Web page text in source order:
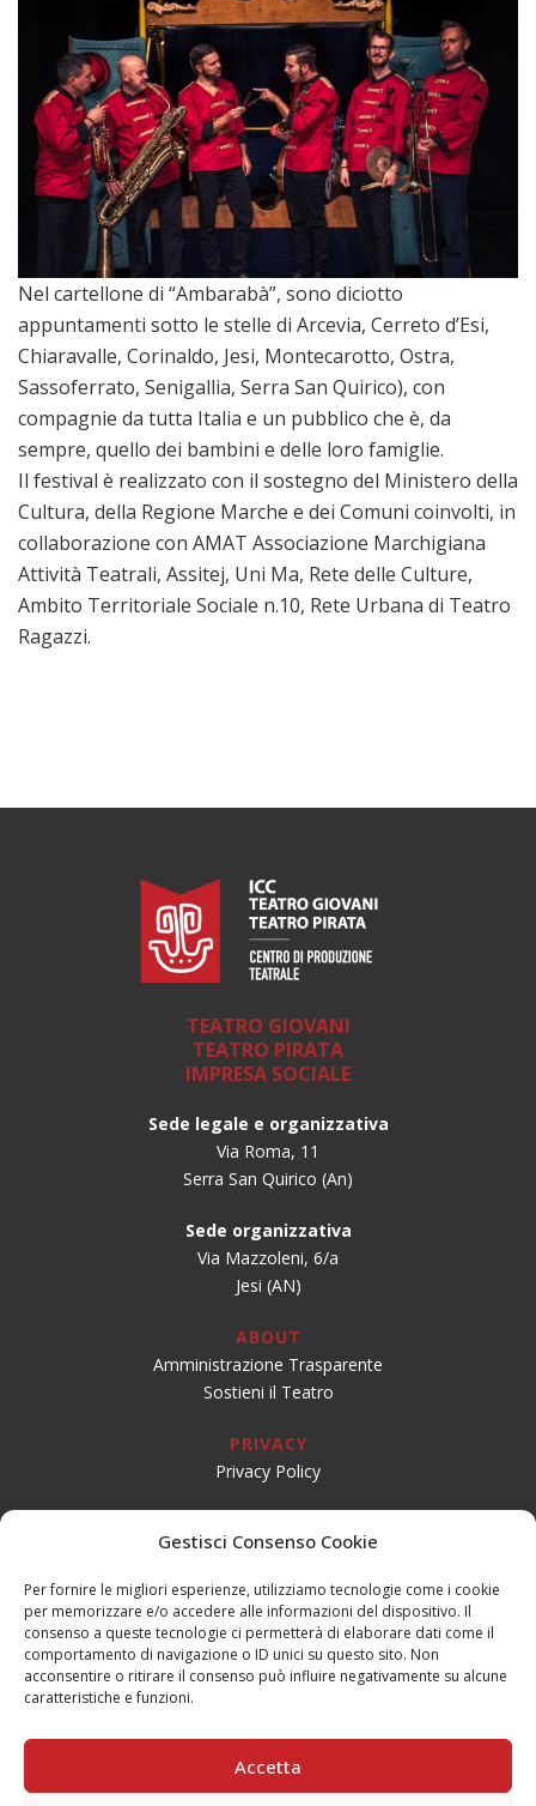
Gestisci Consenso Cookie
Per fornire le migliori esperienze, utilizziamo tecnologie come i cookie
per memorizzare e/o accedere alle informazioni del dispositivo. Il
consenso a queste tecnologie ci permetterà di elaborare dati come il
comportamento di navigazione o ID unici su questo sito. Non
acconsentire o ritirare il consenso può influire negativamente su alcune
caratteristiche e funzioni.
Accetta
Nel cartellone di “Ambarabà”, sono diciotto
appuntamenti sotto le stelle di Arcevia, Cerreto d’Esi,
Chiaravalle, Corinaldo, Jesi, Montecarotto, Ostra,
Sassoferrato, Senigallia, Serra San Quirico), con
compagnie da tutta Italia e un pubblico che è, da
sempre, quello dei bambini e delle loro famiglie.
Il festival è realizzato con il sostegno del Ministero della
Cultura, della Regione Marche e dei Comuni coinvolti, in
collaborazione con AMAT Associazione Marchigiana
Attività Teatrali, Assitej, Uni Ma, Rete delle Culture,
Ambito Territoriale Sociale n.10, Rete Urbana di Teatro
Ragazzi.
TEATRO GIOVANI
TEATRO PIRATA
IMPRESA SOCIALE
Sede legale e organizzativa
Via Roma, 11
Serra San Quirico (An)
Sede organizzativa
Via Mazzoleni, 6/a
Jesi (AN)
ABOUT
Amministrazione Trasparente
Sostieni il Teatro
PRIVACY
Privacy Policy
CONTATTI
Email:info@teatrogiovaniteatropirata.it
PEC:atg@pec.teatrogiovani.com
Mobile: 334.1684688